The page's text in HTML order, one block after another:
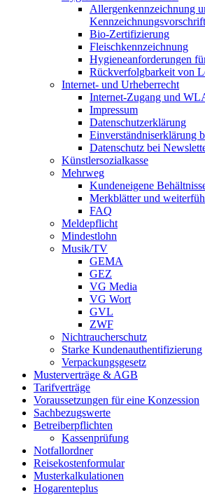
Allergenkennzeichnung
Bio-Zertifizierung
Fleischkennzeichnung
Hygieneanforderungen
Rückverfolgbarkeit von
Internet- und Urheberrecht
Internet-Zugang und
Impressum
Datenschutzerklärung
Einverständniserklärung
Datenschutz bei
Künstlersozialkasse
Mehrweg
Kundeneigene
Merkblätter und
FAQ
Meldepflicht
Mindestlohn
Musik/TV
GEMA
GEZ
VG Media
VG Wort
GVL
ZWF
Nichtraucherschutz
Starke Kundenauthentifizierung
Verpackungsgesetz
Musterverträge & AGB
Tarifverträge
Voraussetzungen für eine Konzession
Sachbezugswerte
Betreiberpflichten
Kassenprüfung
Notfallordner
Reisekostenformular
Musterkalkulationen
Hogarenteplus